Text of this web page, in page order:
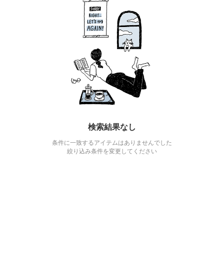
検索結果なし
条件に一致するアイテムはありませんでした
絞り込み条件を変更してください